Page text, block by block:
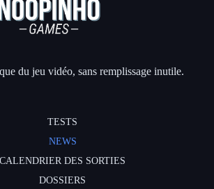
du jeu vidéo, sans remplissage inutile.
TESTS
NEWS
CALENDRIER DES SORTIES
DOSSIERS